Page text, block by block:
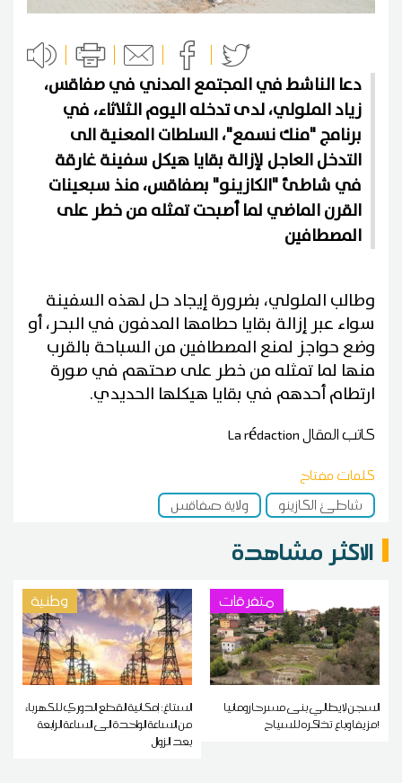
دعا الناشط في المجتمع المدني في صفاقس،
زياد الملولي، لدى تدخله اليوم الثلاثاء، في
برنامج "منك نسمع"، السلطات المعنية الى
التدخل العاجل لإزالة بقايا هيكل سفينة غارقة
في شاطئ "الكازينو" بصفاقس، منذ سبعينات
القرن الماضي لما أصبحت تمثله من خطر على
المصطافين
وطالب الملولي، بضرورة إيجاد حل لهذه السفينة
سواء عبر إزالة بقايا حطامها المدفون في البحر، أو
وضع حواجز لمنع المصطافين من السباحة بالقرب
منها لما تمثله من خطر على صحتهم في صورة
ارتطام أحدهم في بقايا هيكلها الحديدي.
كاتب المقالLa rédaction
كلمات مفتاح
شاطئ الكازينو
ولاية صفاقس
الاكثر مشاهدة
متفرقات
السجن لإيطالي بنى مسرحا رومانيا
مزيفا وباع تذاكره للسياح!
وطنية
الستاغ: إمكانية القطع الدوري للكهرباء
من الساعة الواحدة الى الساعة الرابعة
بعد الزوال